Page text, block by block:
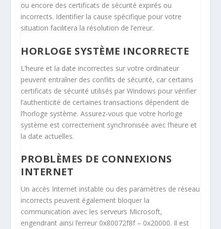
ou encore des certificats de sécurité expirés ou
incorrects. Identifier la cause spécifique pour votre
situation facilitera la résolution de l’erreur.
HORLOGE SYSTÈME INCORRECTE
L’heure et la date incorrectes sur votre ordinateur
peuvent entraîner des conflits de sécurité, car certains
certificats de sécurité utilisés par Windows pour vérifier
l’authenticité de certaines transactions dépendent de
l’horloge système. Assurez-vous que votre horloge
système est correctement synchronisée avec l’heure et
la date actuelles.
PROBLÈMES DE CONNEXIONS
INTERNET
Un accès Internet instable ou des paramètres de réseau
incorrects peuvent également bloquer la
communication avec les serveurs Microsoft,
engendrant ainsi l’erreur 0x80072f8f – 0x20000. Il est